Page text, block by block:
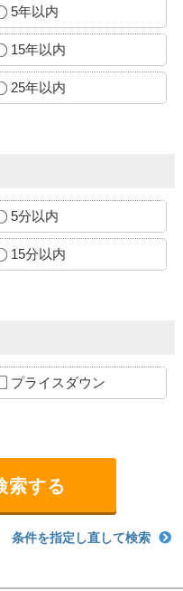
5年以内
15年以内
25年以内
5分以内
15分以内
プライスダウン
条件を指定し直して検索